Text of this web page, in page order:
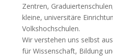
Zentren,
kleine, universitäre
Volkshochschulen.
Wir verstehen uns selbst
für Wissenschaft, Bildung